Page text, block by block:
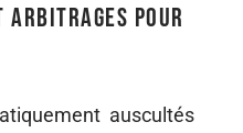
arbitrages pour
auscultés